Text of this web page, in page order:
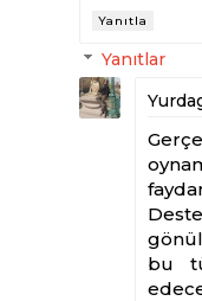
Yanıtla
Yanıtlar
bu